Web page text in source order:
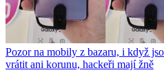
Pozor na mobily z bazaru, i když
vrátit ani korunu, hackeři mají žně